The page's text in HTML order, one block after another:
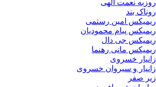
روزبه نعمت الهی
روناک بند
ریمیکس امین رستمی
ریمیکس پیام محمودیان
ریمیکس جی دال
ریمیکس مانی رهنما
زانیار خسروی
زانیار و سیروان خسروی
زیر صفر